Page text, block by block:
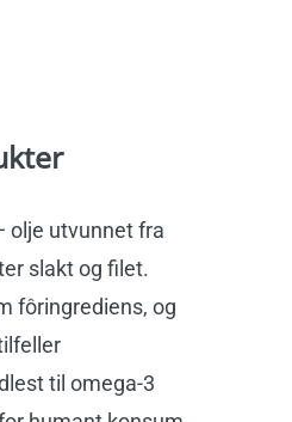
olje utvunnet fra
slakt og filet.
fôringrediens, og
sttil omega-3